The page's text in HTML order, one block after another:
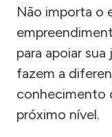
Não importa o
para apoiar
fazem a
conhecimento
próximo nível.